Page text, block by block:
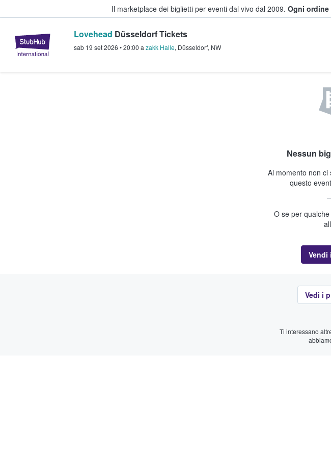
Il marketplace dei biglietti per eventi dal vivo dal 2009. Ogni ordine
StubHub - Dove i fan comprano e vendono biglietti
Lovehead Düsseldorf Tickets
sab 19 set 2026 •20:00 a zakk Halle, Düsseldorf, NW
Nessun
Al momento non ci
questo
O se per
Vedi i
Ti interessano